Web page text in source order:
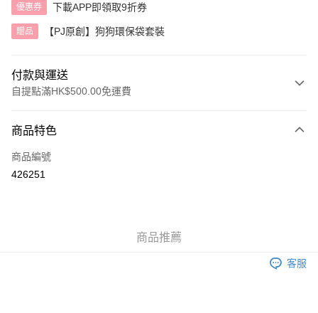
優惠券 下載APP即領取9折券
贈品 【PJ原創】狗狗環保袋套裝
付款與運送
自提點滿HK$500.00免運費
信用卡
AlipayHK
每筆HK$40.00，滿HK$500.00或以上免運費
商品特色
商品編號
426251
商品推薦
客服